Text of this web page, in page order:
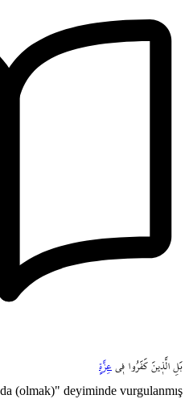
بَلِ الَّذ۪ينَ كَفَرُوا ف۪ي
عِزَّةٍ
(olmak)" deyiminde vurgulanmış